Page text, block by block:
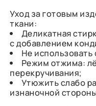
Уход за готовым
ткани:
Деликатная
с добавлением
Не
Режим отжима:
перекручивания;
Утюжить слабо
изнаночной